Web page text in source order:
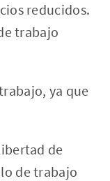
reducidos.
trabajo
ya que
de
de trabajo